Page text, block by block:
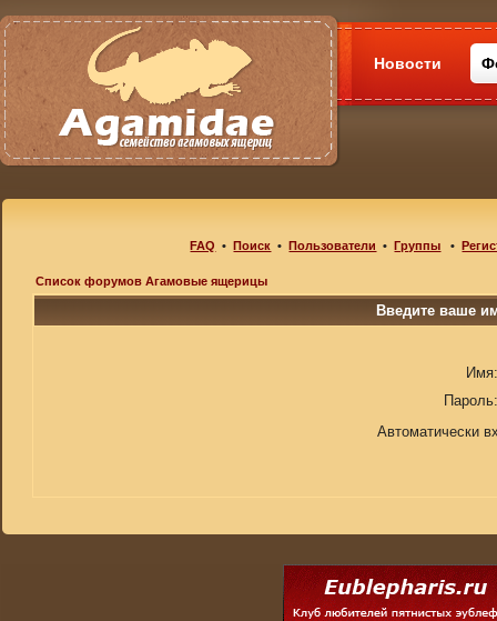
Новости
FAQ •Поиск •Пользователи •Группы •
Список форумов Агамовые ящерицы
Введите ваше
Имя:
Пароль:
Автоматически